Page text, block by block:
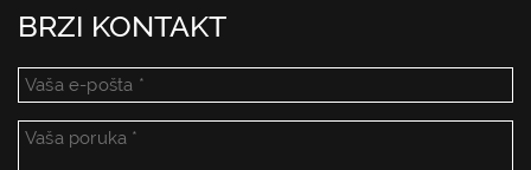
BRZI KONTAKT